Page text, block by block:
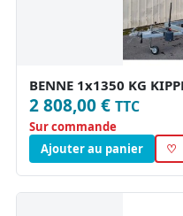
BENNE 1x1350 KG
2 808,00 € TTC
Sur commande
Ajouter au panier
♡